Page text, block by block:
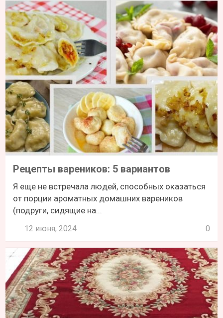
Рецепты вареников: 5 вариантов
Я еще не встречала людей, способных оказаться
от порции ароматных домашних вареников
(подруги, сидящие на...
12 июня, 2024 0